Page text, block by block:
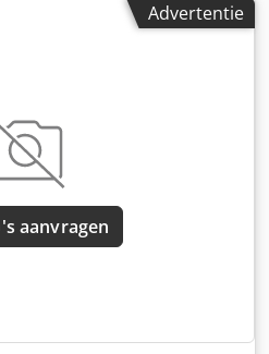
-
Advertentie
aanvragen